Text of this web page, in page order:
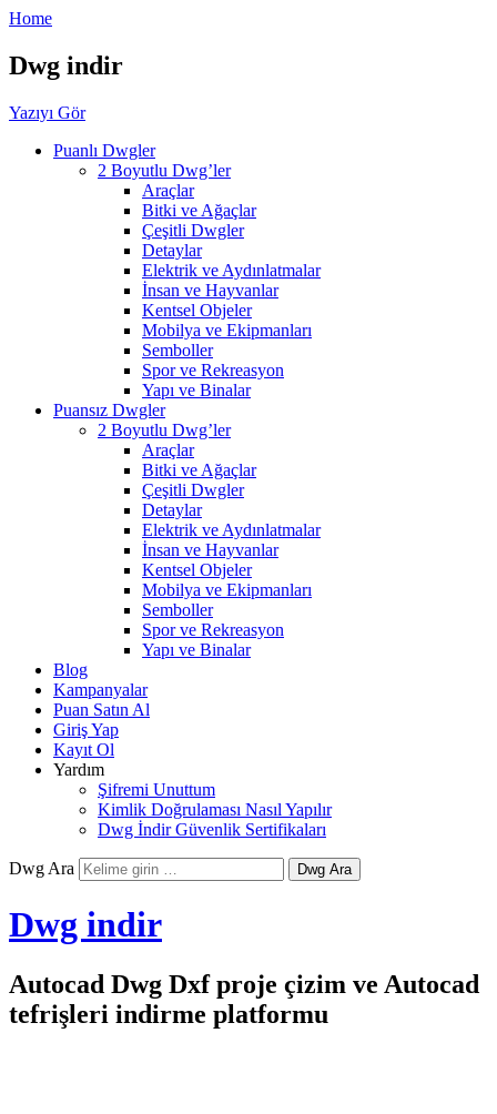
Home
Dwg indir
Yazıyı Gör
Puanlı Dwgler
2 Boyutlu Dwg’ler
Araçlar
Bitki ve Ağaçlar
Çeşitli Dwgler
Detaylar
Elektrik ve Aydınlatmalar
İnsan ve Hayvanlar
Kentsel Objeler
Mobilya ve Ekipmanları
Semboller
Spor ve Rekreasyon
Yapı ve Binalar
Puansız Dwgler
2 Boyutlu Dwg’ler
Araçlar
Bitki ve Ağaçlar
Çeşitli Dwgler
Detaylar
Elektrik ve Aydınlatmalar
İnsan ve Hayvanlar
Kentsel Objeler
Mobilya ve Ekipmanları
Semboller
Spor ve Rekreasyon
Yapı ve Binalar
Blog
Kampanyalar
Puan Satın Al
Giriş Yap
Kayıt Ol
Yardım
Şifremi Unuttum
Kimlik Doğrulaması Nasıl Yapılır
Dwg İndir Güvenlik Sertifikaları
Dwg Ara
Dwg indir
Autocad Dwg Dxf proje çizim ve Autocad
tefrişleri indirme platformu